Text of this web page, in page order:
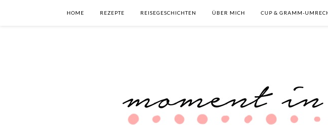
HOME REZEPTE REISEGESCHICHTEN ÜBER MICH CUP & GRAMM-